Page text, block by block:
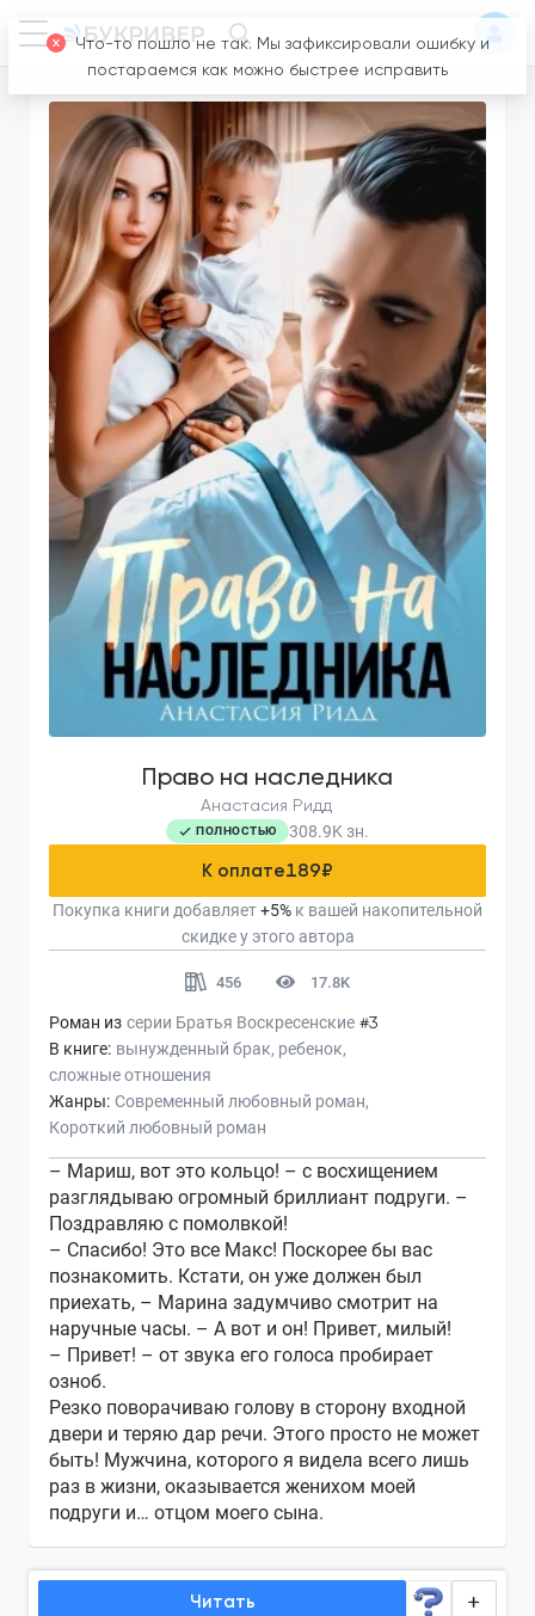
Право на наследника
Анастасия Ридд
ПОЛНОСТЬЮ 308.9K зн.
К оплате189₽
Покупка книги добавляет+5% к вашей накопительной
скидке у этого автора
456 17.8K
Роман из серии Братья Воскресенские #3
В книге: вынужденный брак ребенок
сложные отношения
Жанры: Современный любовный роман
Короткий любовный роман
– Мариш, вот это кольцо! – с восхищением
разглядываю огромный бриллиант подруги. –
Поздравляю с помолвкой!
– Спасибо! Это все Макс! Поскорее бы вас
познакомить. Кстати, он уже должен был
приехать, – Марина задумчиво смотрит на
наручные часы. – А вот и он! Привет, милый!
– Привет! – от звука его голоса пробирает
озноб.
Резко поворачиваю голову в сторону входной
двери и теряю дар речи. Этого просто не может
быть! Мужчина, которого я видела всего лишь
раз в жизни, оказывается женихом моей
подруги и… отцом моего сына.
Читать